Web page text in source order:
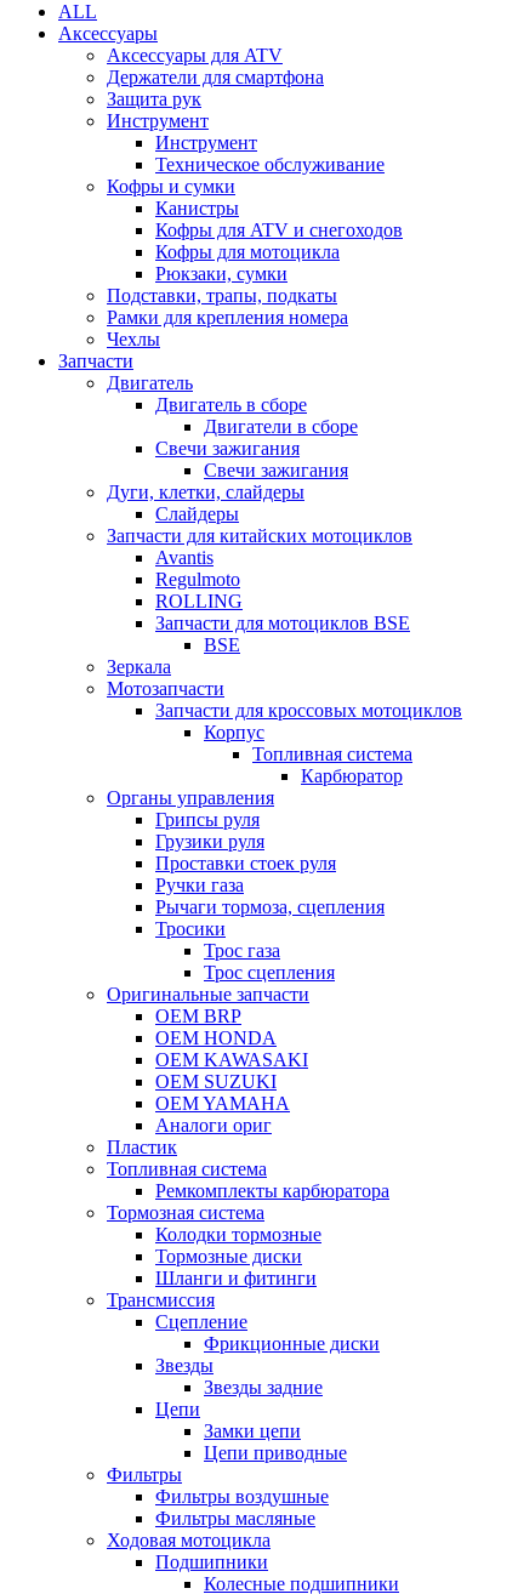
ALL
Аксессуары
Аксессуары для ATV
Держатели для смартфона
Защита рук
Инструмент
Инструмент
Техническое обслуживание
Кофры и сумки
Канистры
Кофры для ATV и снегоходов
Кофры для мотоцикла
Рюкзаки, сумки
Подставки, трапы, подкаты
Рамки для крепления номера
Чехлы
Запчасти
Двигатель
Двигатель в сборе
Двигатели в сборе
Свечи зажигания
Свечи зажигания
Дуги, клетки, слайдеры
Слайдеры
Запчасти для китайских мотоциклов
Avantis
Regulmoto
ROLLING
Запчасти для мотоциклов BSE
BSE
Зеркала
Мотозапчасти
Запчасти для кроссовых мотоциклов
Корпус
Топливная система
Карбюратор
Органы управления
Грипсы руля
Грузики руля
Проставки стоек руля
Ручки газа
Рычаги тормоза, сцепления
Тросики
Трос газа
Трос сцепления
Оригинальные запчасти
OEM BRP
OEM HONDA
OEM KAWASAKI
OEM SUZUKI
OEM YAMAHA
Аналоги ориг
Пластик
Топливная система
Ремкомплекты карбюратора
Тормозная система
Колодки тормозные
Тормозные диски
Шланги и фитинги
Трансмиссия
Cцепление
Фрикционные диски
Звезды
Звезды задние
Цепи
Замки цепи
Цепи приводные
Фильтры
Фильтры воздушные
Фильтры масляные
Ходовая мотоцикла
Подшипники
Колесные подшипники